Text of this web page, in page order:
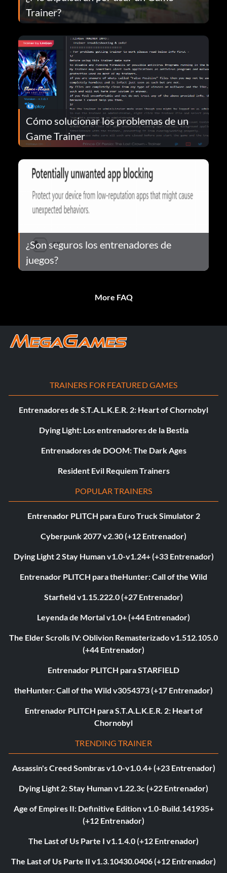
Trainer?
Cómo solucionar los problemas de un
Game Trainer
¿Son seguros los entrenadores de
juegos?
More FAQ
TRAINERS FOR FEATURED GAMES
Entrenadores de S.T.A.L.K.E.R. 2: Heart of Chornobyl
Dying Light: Los entrenadores de la Bestia
Entrenadores de DOOM: The Dark Ages
Resident Evil Requiem Trainers
POPULAR TRAINERS
Entrenador PLITCH para Euro Truck Simulator 2
Cyberpunk 2077 v2.30 (+12 Entrenador)
Dying Light 2 Stay Human v1.0-v1.24+ (+33 Entrenador)
Entrenador PLITCH para theHunter: Call of the Wild
Starfield v1.15.222.0 (+27 Entrenador)
Leyenda de Mortal v1.0+ (+44 Entrenador)
The Elder Scrolls IV: Oblivion Remasterizado v1.512.105.0
(+44 Entrenador)
Entrenador PLITCH para STARFIELD
theHunter: Call of the Wild v3054373 (+17 Entrenador)
Entrenador PLITCH para S.T.A.L.K.E.R. 2: Heart of
Chornobyl
TRENDING TRAINER
Assassin's Creed Sombras v1.0-v1.0.4+ (+23 Entrenador)
Dying Light 2: Stay Human v1.22.3c (+22 Entrenador)
Age of Empires II: Definitive Edition v1.0-Build.141935+
(+12 Entrenador)
The Last of Us Parte I v1.1.4.0 (+12 Entrenador)
The Last of Us Parte II v1.3.10430.0406 (+12 Entrenador)